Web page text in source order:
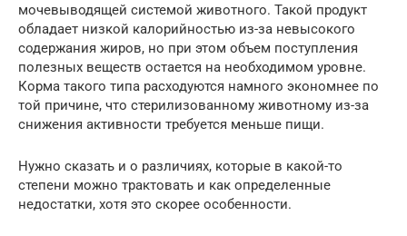
мочевыводящей системой животного. Такой продукт
обладает низкой калорийностью из-за невысокого
содержания жиров, но при этом объем поступления
полезных веществ остается на необходимом уровне.
Корма такого типа расходуются намного экономнее по
той причине, что стерилизованному животному из-за
снижения активности требуется меньше пищи.
Нужно сказать и о различиях, которые в какой-то
степени можно трактовать и как определенные
недостатки, хотя это скорее особенности.